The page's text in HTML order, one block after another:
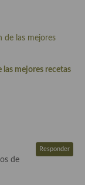
las mejores recetas
Responder
de